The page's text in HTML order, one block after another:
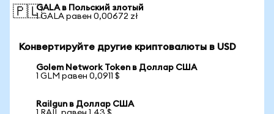
🇵🇱GALA в Польский злотый
1 GALA равен 0,00672 zł
Конвертируйте другие криптовалюты в USD
Golem Network Token в Доллар США
1 GLM равен 0,0911 $
Railgun в Доллар США